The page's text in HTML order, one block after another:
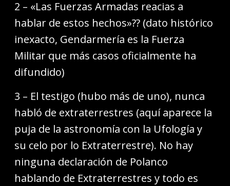
2 – «Las Fuerzas Armadas reacias a
hablar de estos hechos»?? (dato histórico
inexacto, Gendarmería es la Fuerza
Militar que más casos oficialmente ha
difundido)
3 – El testigo (hubo más de uno), nunca
habló de extraterrestres (aquí aparece la
puja de la astronomía con la Ufología y
su celo por lo Extraterrestre). No hay
ninguna declaración de Polanco
hablando de Extraterrestres y todo es